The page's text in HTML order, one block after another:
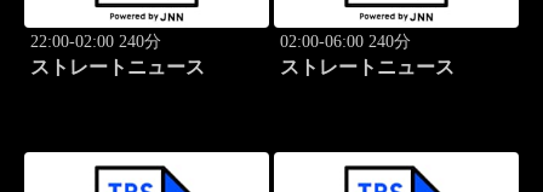
22:00-02:00 240分
ストレートニュース
02:00-06:00 240分
ストレートニュース